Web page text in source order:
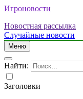
Игроновости
Новостная рассылка
Случайные новости
Меню
Найти:
Заголовки